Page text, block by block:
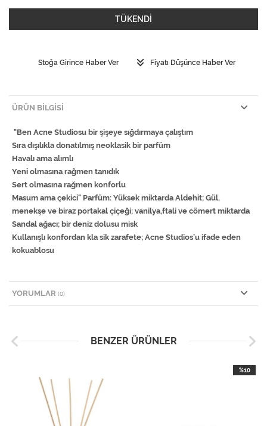
TÜKENDİ
Stoğa Girince Haber Ver Fiyatı Düşünce Haber Ver
ÜRÜN BILGISI
"Ben Acne Studiosu bir şişeye sığdırmaya çalıştım
Sıra dışılıkla donatılmış neoklasik bir parfüm
Havalı ama alımlı
Yeni olmasına rağmen tanıdık
Sert olmasına rağmen konforlu
Masum ama çekici" Parfüm: Yüksek miktarda Aldehit; Gül,
menekşe ve biraz portakal çiçeği; vanilya,ftali ve cömert miktarda
Sandal ağacı; bir deniz dolusu misk
Kullanışlı konfordan kla sik zarafete; Acne Studios’u ifade eden
kokuablosu
YORUMLAR (0)
BENZER ÜRÜNLER
%10